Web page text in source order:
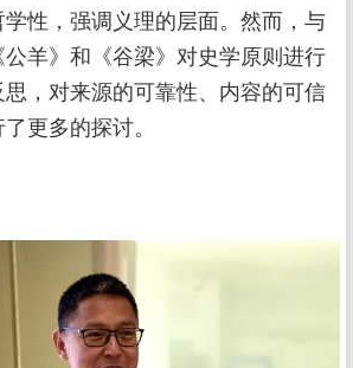
性，强调义理的层面。然而，与
公羊》和《谷梁》对史学原则进行
，对来源的可靠性、内容的可信
更多的探讨。